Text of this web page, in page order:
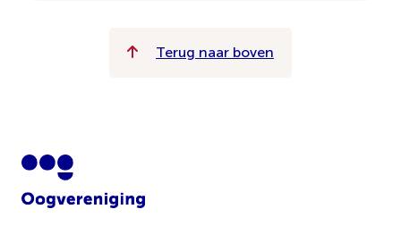
Terug naar boven